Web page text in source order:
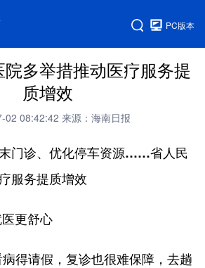
PC版本
多举措推动医疗服务提
质增效
02 08:42:42 来源：海南日报
诊、优化停车资源……省人民
服务提质增效
更舒心
得请假，复诊也很难保障，去趟